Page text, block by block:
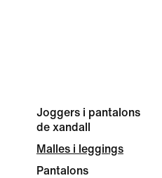
Joggers i pantalons
de xandall
Malles i leggings
Pantalons